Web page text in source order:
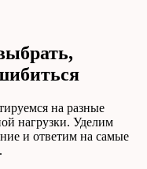
на разные
нагрузки. Уделим
и ответим на самые